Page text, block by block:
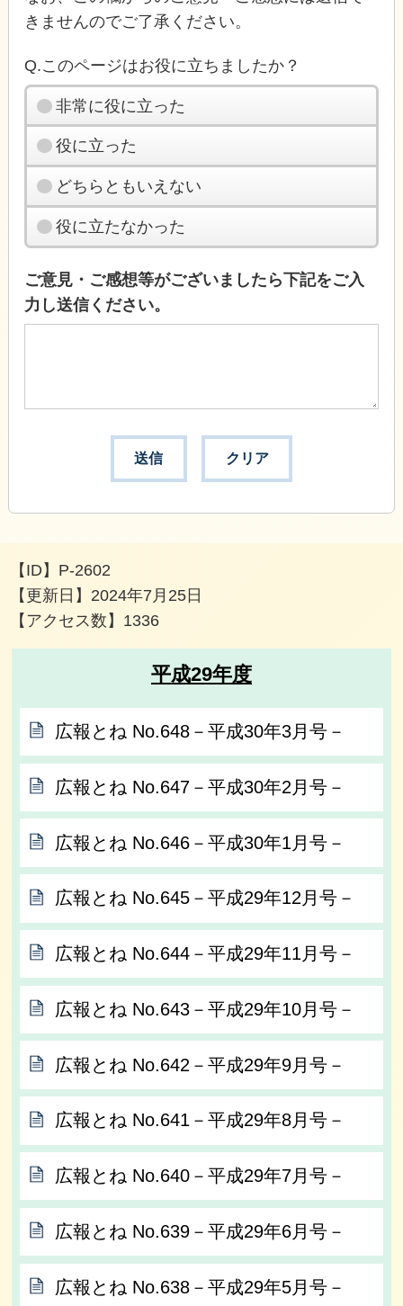
きませんのでご了承ください。
Q.このページはお役に立ちましたか？
非常に役に立った
役に立った
どちらともいえない
役に立たなかった
ご意見・ご感想等がございましたら下記をご入
力し送信ください。
【ID】 P-2602
【更新日】 2024年7月25日
【アクセス数】 1336
平成29年度
広報とね No.648－平成30年3月号－
広報とね No.647－平成30年2月号－
広報とね No.646－平成30年1月号－
広報とね No.645－平成29年12月号－
広報とね No.644－平成29年11月号－
広報とね No.643－平成29年10月号－
広報とね No.642－平成29年9月号－
広報とね No.641－平成29年8月号－
広報とね No.640－平成29年7月号－
広報とね No.639－平成29年6月号－
広報とね No.638－平成29年5月号－